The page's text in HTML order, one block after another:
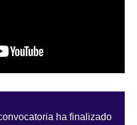
ha finalizado